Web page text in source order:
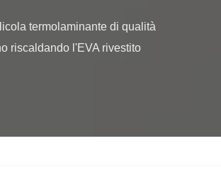
riscaldando l'EVA rivestito